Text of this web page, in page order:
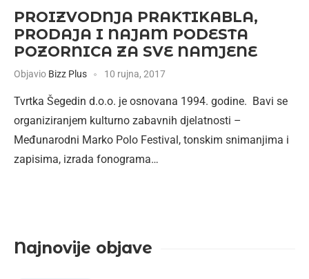
PROIZVODNJA PRAKTIKABLA,
PRODAJA I NAJAM PODESTA
POZORNICA ZA SVE NAMJENE
Objavio Bizz Plus 10 rujna, 2017
Tvrtka Šegedin d.o.o. je osnovana 1994. godine. Bavi se
organiziranjem kulturno zabavnih djelatnosti –
Međunarodni Marko Polo Festival, tonskim snimanjima i
zapisima, izrada fonograma…
Najnovije objave